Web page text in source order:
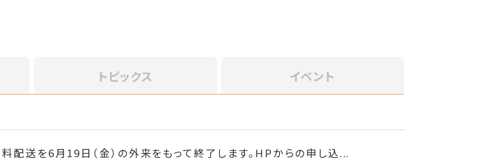
トピックス イベント
配送を6月19日（金）の外来をもって終了します。HPからの申し込...